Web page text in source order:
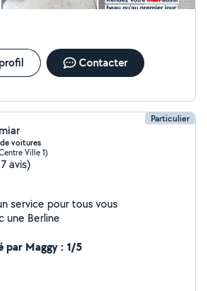
engagement envers la
services pour nous assurer que vos
satisfaites mais dépasser.
redonner vie, à vos tapis, canapé,
obtenir un devis gratuit
Contacter
Particulier
voitures
Ville 1)
avis)
service pour tous vous
une Berline
par Maggy : 1/5